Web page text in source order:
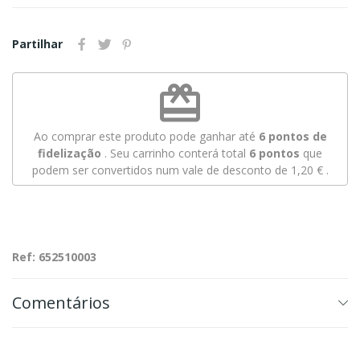
Partilhar
redeem
Ao comprar este produto pode ganhar até 6pontos de
fidelização . Seu carrinho conterá total 6 pontos que
podem ser convertidos num vale de desconto de 1,20 €.
Ref: 652510003
Comentários